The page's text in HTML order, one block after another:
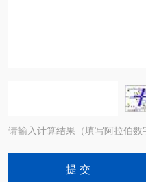
请输入计算结果（填写阿拉伯数